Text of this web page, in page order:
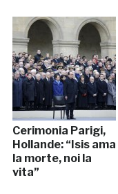
Cerimonia Parigi,
Hollande: “Isis ama
la morte, noi la
vita”